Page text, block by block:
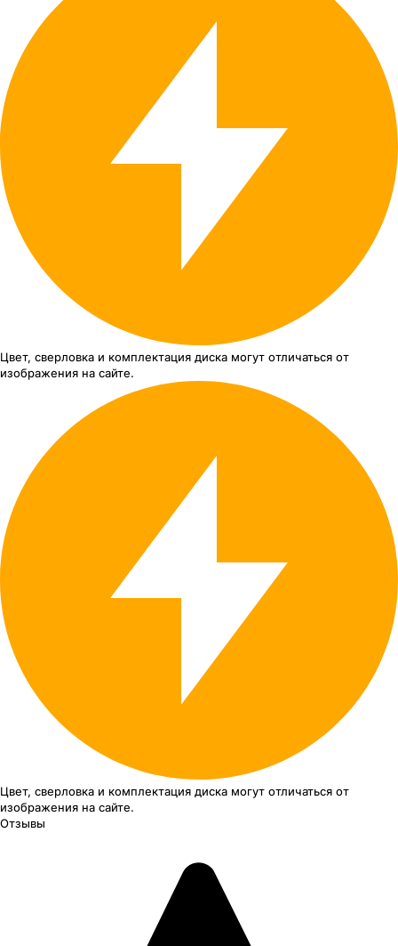
Цвет, сверловка и комплектация диска могут отличаться от
изображения на сайте.
Цвет, сверловка и комплектация диска могут отличаться от
изображения на сайте.
Отзывы